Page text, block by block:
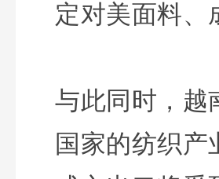
定对美面料、
与此同时，越
国家的纺织